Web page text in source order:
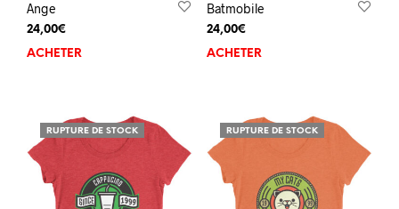
Ange
24,00€
ACHETER
Batmobile
24,00€
ACHETER
RUPTURE DE STOCK RUPTURE DE STOCK